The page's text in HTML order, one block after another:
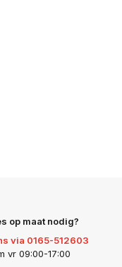
op maat nodig?
via 0165-512603
vr 09:00-17:00